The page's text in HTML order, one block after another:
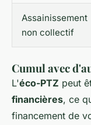
Assainissement
non collectif
Cumul avec
L'éco-PTZ peut
financières, ce
financement de